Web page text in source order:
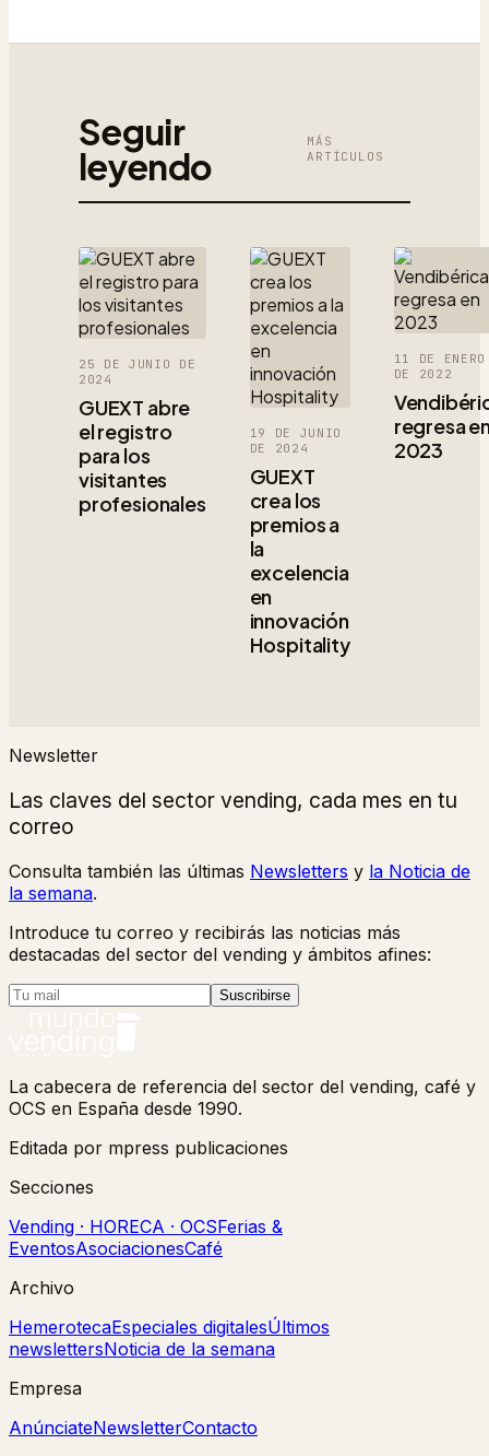
Seguir
leyendo
MÁS
ARTÍCULOS
25 DE JUNIO DE
2024
GUEXT abre
el registro
para los
visitantes
profesionales
19 DE JUNIO
DE 2024
GUEXT
crea los
premios a
la
excelencia
en
innovación
Hospitality
11 DE ENERO
DE 2022
regresa
2023
Newsletter
Las claves del sector vending, cada mes en tu
correo
Consulta también las últimas Newsletters y la Noticia de
la semana.
Introduce tu correo y recibirás las noticias más
destacadas del sector del vending y ámbitos afines:
Suscribirse
La cabecera de referencia del sector del vending, café y
OCS en España desde 1990.
Editada por mpress publicaciones
Secciones
Vending · HORECA · OCSFerias &
EventosAsociacionesCafé
Archivo
HemerotecaEspeciales digitalesÚltimos
newslettersNoticia de la semana
Empresa
AnúnciateNewsletterContacto